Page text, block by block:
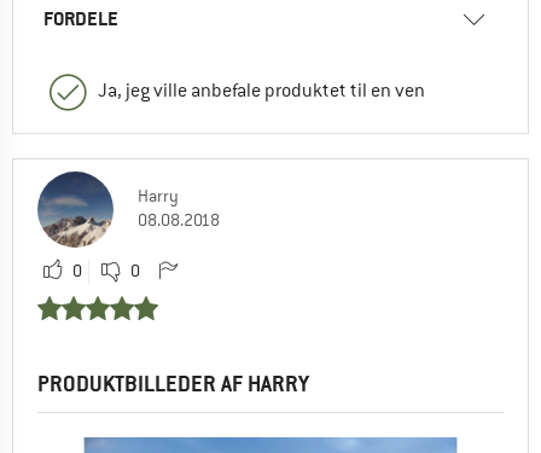
FORDELE
Ja, jeg ville anbefale produktet til en ven
Harry
08.08.2018
0 0
PRODUKTBILLEDER AF HARRY